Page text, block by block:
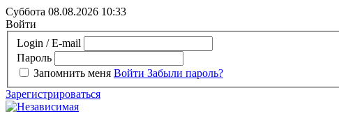
Суббота 08.08.2026 10:33
Войти
Login / E-mail
Пароль
Запомнить меня Войти Забыли пароль?
Зарегистрироваться